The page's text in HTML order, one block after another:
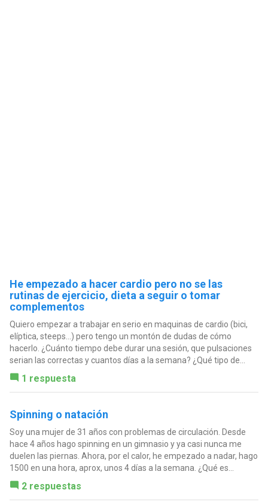
He empezado a hacer cardio pero no se las
rutinas de ejercicio, dieta a seguir o tomar
complementos
Quiero empezar a trabajar en serio en maquinas de cardio (bici,
elíptica, steeps...) pero tengo un montón de dudas de cómo
hacerlo. ¿Cuánto tiempo debe durar una sesión, que pulsaciones
serian las correctas y cuantos días a la semana? ¿Qué tipo de...
1 respuesta
Spinning o natación
Soy una mujer de 31 años con problemas de circulación. Desde
hace 4 años hago spinning en un gimnasio y ya casi nunca me
duelen las piernas. Ahora, por el calor, he empezado a nadar, hago
1500 en una hora, aprox, unos 4 días a la semana. ¿Qué es...
2 respuestas